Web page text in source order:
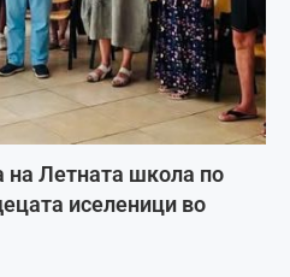
Летната школа по
иселеници во